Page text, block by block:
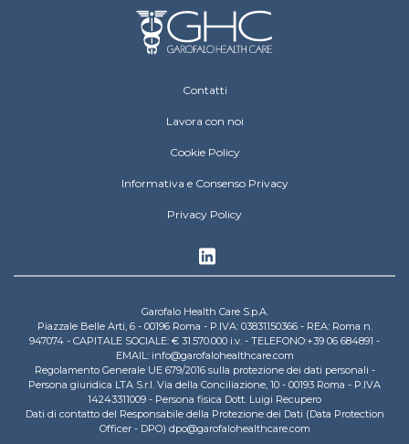
Contatti
Lavora con noi
Cookie Policy
Informativa e Consenso Privacy
Privacy Policy
Garofalo Health Care S.p.A.
Piazzale Belle Arti, 6 - 00196 Roma - P.IVA: 03831150366 - REA: Roma n.
947074 - CAPITALE SOCIALE: € 31.570.000 i.v. - TELEFONO:+39 06 684891 -
EMAIL: info@garofalohealthcare.com
Regolamento Generale UE 679/2016 sulla protezione dei dati personali -
Persona giuridica LTA S.r.l. Via della Conciliazione, 10 - 00193 Roma - P.IVA
14243311009 - Persona fisica Dott. Luigi Recupero
Dati di contatto del Responsabile della Protezione dei Dati (Data Protection
Officer - DPO) dpo@garofalohealthcare.com